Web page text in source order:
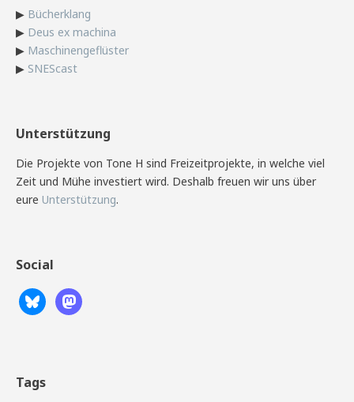
▶ Bücherklang
▶ Deus ex machina
▶ Maschinengeflüster
▶ SNEScast
Unterstützung
Die Projekte von Tone H sind Freizeitprojekte, in welche viel
Zeit und Mühe investiert wird. Deshalb freuen wir uns über
eure Unterstützung.
Social
Tags